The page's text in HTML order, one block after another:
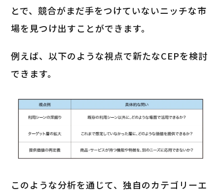
とで、競合がまだ手をつけていないニッチな市
場を見つけ出すことができます。
例えば、以下のような視点で新たなCEPを検討
できます。
このような分析を通じて、独自のカテゴリーエ